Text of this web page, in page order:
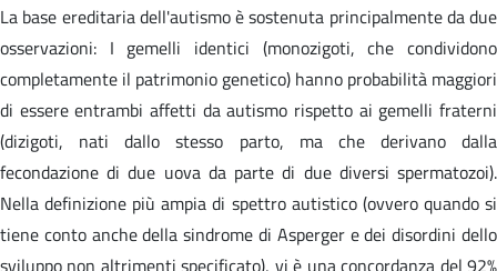
La base ereditaria dell'autismo è sostenuta principalmente da due
osservazioni: I gemelli identici (monozigoti, che condividono
completamente il patrimonio genetico) hanno probabilità maggiori
di essere entrambi affetti da autismo rispetto ai gemelli fraterni
(dizigoti, nati dallo stesso parto, ma che derivano dalla
fecondazione di due uova da parte di due diversi spermatozoi).
Nella definizione più ampia di spettro autistico (ovvero quando si
tiene conto anche della sindrome di Asperger e dei disordini dello
sviluppo non altrimenti specificato), vi è una concordanza del 92%